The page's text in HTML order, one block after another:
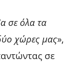
σε όλα τα
χώρες μας»,
σε